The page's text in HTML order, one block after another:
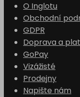
O Inglotu
Obchodní
GDPR
Doprava a
GoPay
Vizážisté
Prodejny
Napište nám